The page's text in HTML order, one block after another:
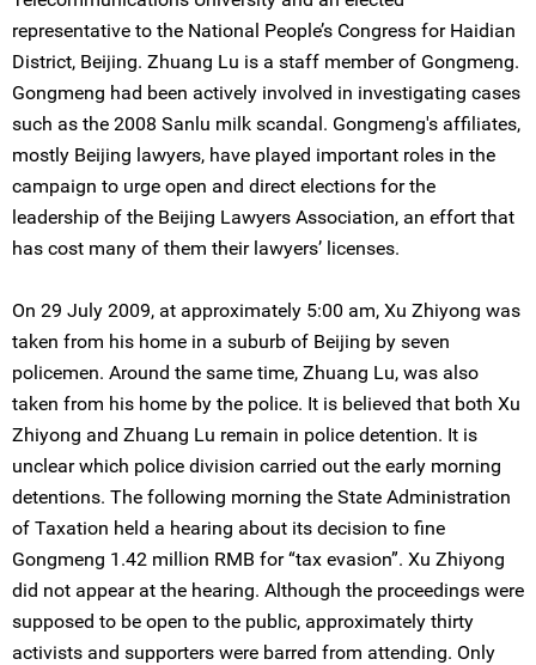
representative to the National People’s Congress for Haidian
District, Beijing. Zhuang Lu is a staff member of Gongmeng.
Gongmeng had been actively involved in investigating cases
such as the 2008 Sanlu milk scandal. Gongmeng's affiliates,
mostly Beijing lawyers, have played important roles in the
campaign to urge open and direct elections for the
leadership of the Beijing Lawyers Association, an effort that
has cost many of them their lawyers’ licenses.
On 29 July 2009, at approximately 5:00 am, Xu Zhiyong was
taken from his home in a suburb of Beijing by seven
policemen. Around the same time, Zhuang Lu, was also
taken from his home by the police. It is believed that both Xu
Zhiyong and Zhuang Lu remain in police detention. It is
unclear which police division carried out the early morning
detentions. The following morning the State Administration
of Taxation held a hearing about its decision to fine
Gongmeng 1.42 million RMB for “tax evasion”. Xu Zhiyong
did not appear at the hearing. Although the proceedings were
supposed to be open to the public, approximately thirty
activists and supporters were barred from attending. Only